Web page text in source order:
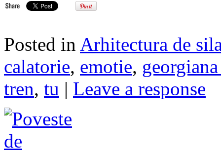
Posted in Arhitectura de
calatorie, emotie,
tren, tu | Leave a response